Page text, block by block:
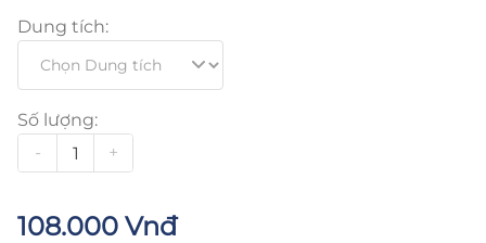
Dung tích:
Số lượng:
-
+
108.000 Vnđ